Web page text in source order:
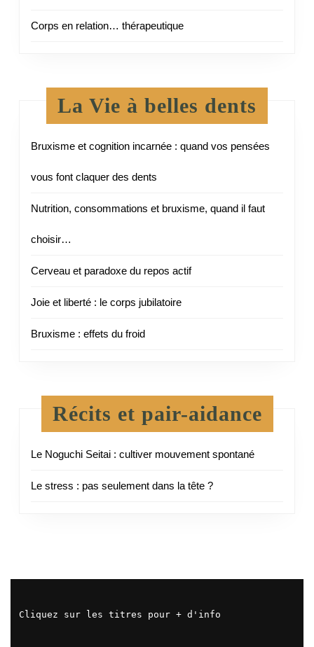
Corps en relation… thérapeutique
La Vie à belles dents
Bruxisme et cognition incarnée : quand vos pensées
vous font claquer des dents
Nutrition, consommations et bruxisme, quand il faut
choisir…
Cerveau et paradoxe du repos actif
Joie et liberté : le corps jubilatoire
Bruxisme : effets du froid
Récits et pair-aidance
Le Noguchi Seitai : cultiver mouvement spontané
Le stress : pas seulement dans la tête ?
Cliquez sur les titres pour + d'info